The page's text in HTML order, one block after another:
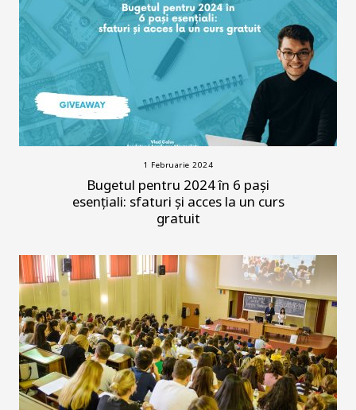
1 Februarie 2024
Bugetul pentru 2024 în 6 pași
esențiali: sfaturi și acces la un curs
gratuit